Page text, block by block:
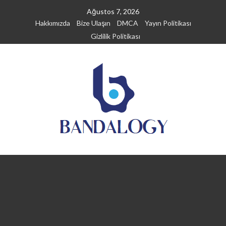
Ağustos 7, 2026
Hakkımızda
Bize Ulaşın DMCA
Yayın Politikası
Gizlilik Politikası